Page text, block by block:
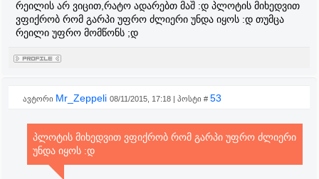
რეილის არ ვიცით,რატო ადარებთ მაშ :დ პლოტის მიხედვით
ვფიქრობ რომ გარპი უფრო ძლიერი უნდა იყოს :დ თუმცა
რეილი უფრო მომწონს ;დ
ავტორი Mr_Zeppeli 08/11/2015, 17:18 | პოსტი # 53
პლოტის მიხედვით ვფიქრობ რომ გარპი უფრო ძლიერი
უნდა იყოს :დ